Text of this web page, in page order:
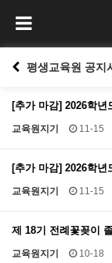
평생교육원 공지
[추가 마감] 2026학
교육원지기 11-15
[추가 마감] 2026학
교육원지기 11-15
제 18기 전례꽃꽂이
교육원지기 10-18